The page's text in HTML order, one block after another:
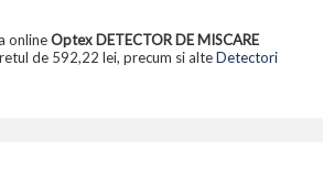
onlineOptex DETECTOR DE MISCARE
de 592,22 lei, precum si alteDetectori